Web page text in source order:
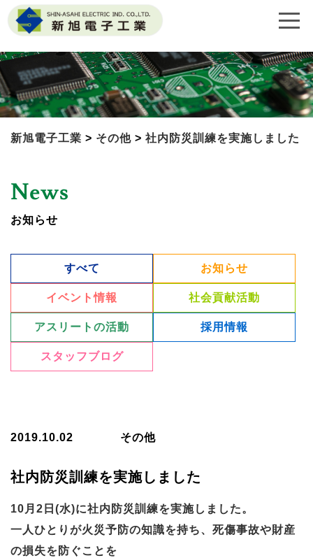
新旭電子工業 > その他 > 社内防災訓練を実施しました
News
お知らせ
すべて お知らせ
イベント情報 社会貢献活動
アスリートの活動 採用情報
スタッフブログ
2019.10.02 その他
社内防災訓練を実施しました
10月2日(水)に社内防災訓練を実施しました。
一人ひとりが火災予防の知識を持ち、死傷事故や財産
の損失を防ぐことを